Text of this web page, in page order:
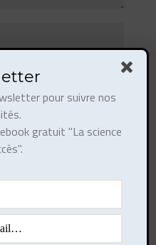
pour suivre nos
gratuit "La science